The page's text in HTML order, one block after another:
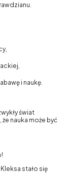
i naukę.
świat
nauka może być
stało się